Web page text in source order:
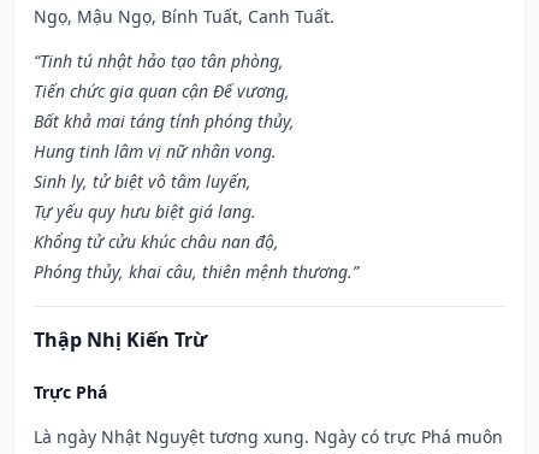
Ngọ, Mậu Ngọ, Bính Tuất, Canh Tuất.
“Tinh tú nhật hảo tạo tân phòng,
Tiến chức gia quan cận Đế vương,
Bất khả mai táng tính phóng thủy,
Hung tinh lâm vị nữ nhân vong.
Sinh ly, tử biệt vô tâm luyến,
Tự yếu quy hưu biệt giá lang.
Khổng tử cửu khúc châu nan độ,
Phóng thủy, khai câu, thiên mệnh thương.”
Thập Nhị Kiến Trừ
Trực Phá
Là ngày Nhật Nguyệt tương xung. Ngày có trực Phá muôn